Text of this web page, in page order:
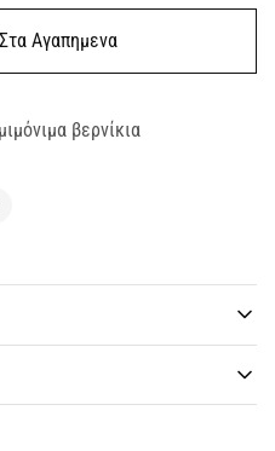
Αγαπημενα
βερνίκια